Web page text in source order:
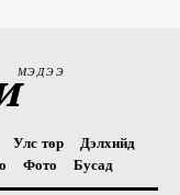
МЭДЭЭ
Улс төр
Дэлхийд
Фото Бусад